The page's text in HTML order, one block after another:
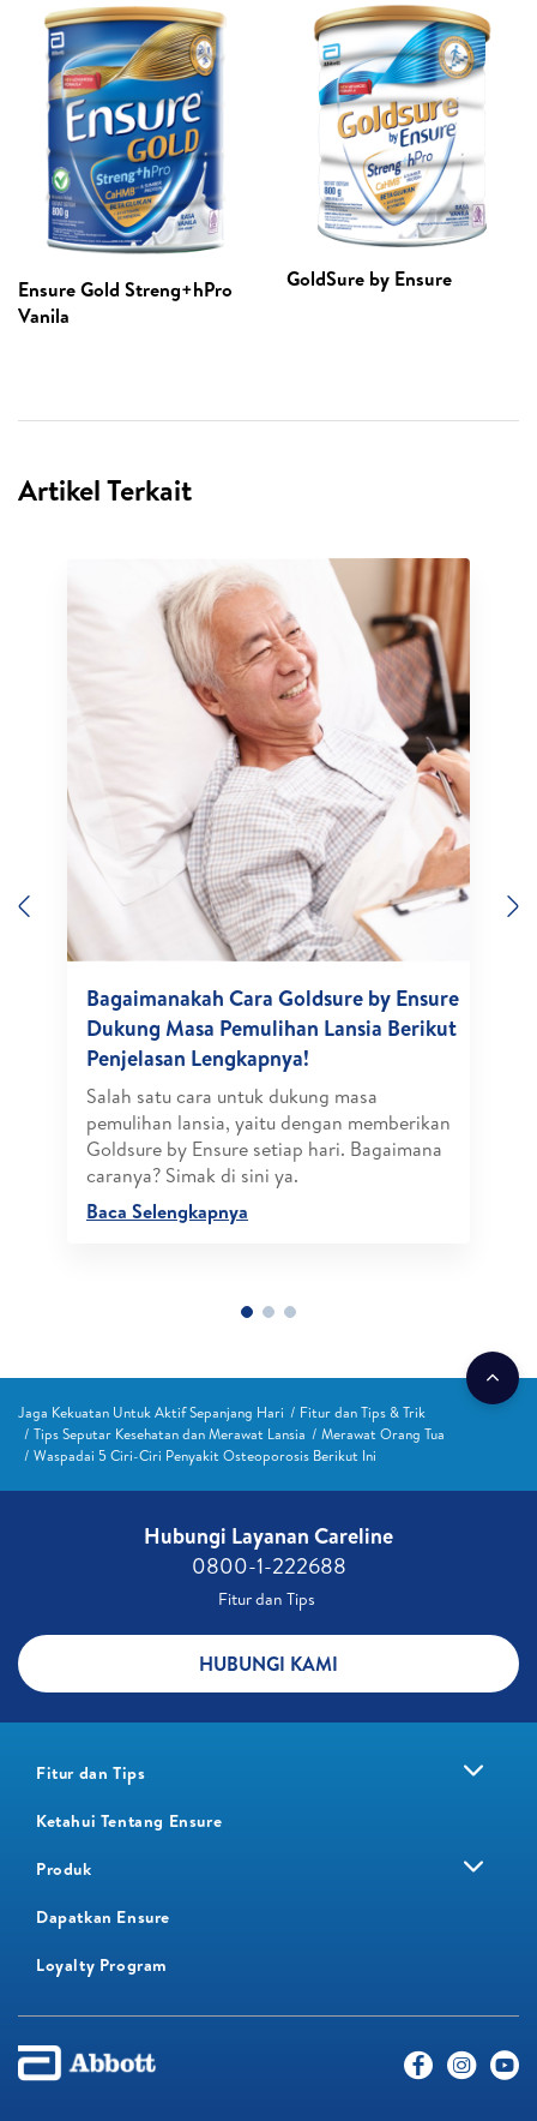
Ensure Gold Streng+hPro
Vanila
GoldSure by Ensure
Artikel Terkait
Bagaimanakah Cara Goldsure by Ensure
Dukung Masa Pemulihan Lansia Berikut
Penjelasan Lengkapnya!
Salah satu cara untuk dukung masa
pemulihan lansia, yaitu dengan memberikan
Goldsure by Ensure setiap hari. Bagaimana
caranya? Simak di sini ya.
Baca Selengkapnya
Jaga Kekuatan Untuk Aktif Sepanjang Hari
Fitur dan Tips & Trik
Tips Seputar Kesehatan dan Merawat Lansia
Merawat Orang Tua
Waspadai 5 Ciri-Ciri Penyakit Osteoporosis Berikut Ini
Hubungi Layanan Careline​
0800-1-222688​
Fitur dan Tips ​
HUBUNGI KAMI
Fitur dan Tips
Ketahui Tentang Ensure
Produk
Dapatkan Ensure
Loyalty Program​